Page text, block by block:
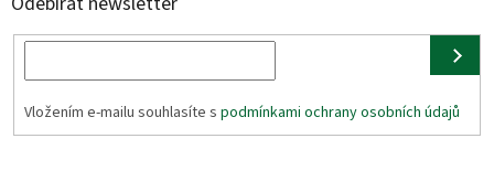
Vložením e-mailu souhlasíte s podmínkami ochrany osobních údajů